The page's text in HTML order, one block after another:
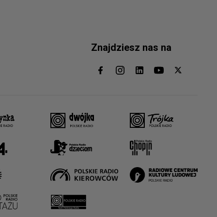
Znajdziesz nas na